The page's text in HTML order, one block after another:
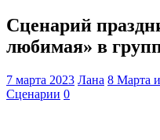
Сценарий
любимая» в
7 марта 2023 Лана 8 Марта
Сценарии 0